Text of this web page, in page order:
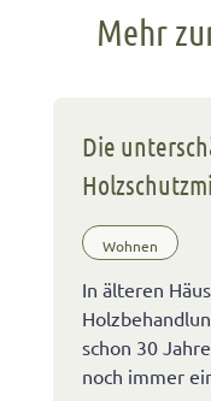
Mehr
Die
Wohnen
In älteren
schon 30
noch immer